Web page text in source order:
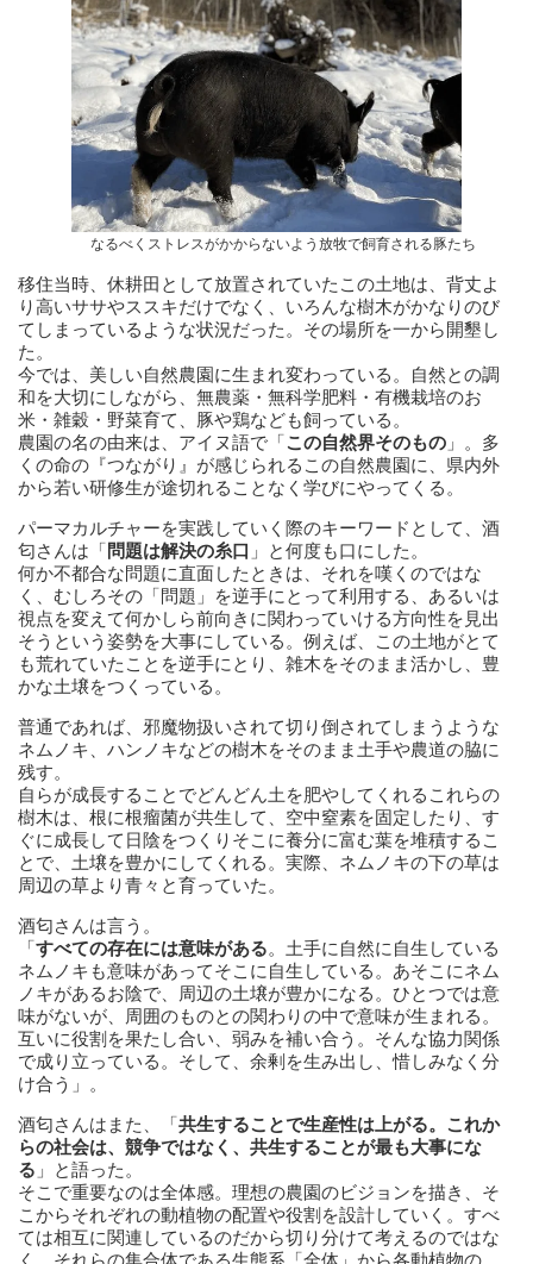
なるべくストレスがかからないよう放牧で飼育される豚たち
移住当時、休耕田として放置されていたこの土地は、背丈よ
り高いササやススキだけでなく、いろんな樹木がかなりのび
てしまっているような状況だった。その場所を一から開墾し
た。
今では、美しい自然農園に生まれ変わっている。自然との調
和を大切にしながら、無農薬・無科学肥料・有機栽培のお
米・雑穀・野菜育て、豚や鶏なども飼っている。
農園の名の由来は、アイヌ語で「この自然界そのもの 」。多
くの命の『つながり』が感じられるこの自然農園に、県内外
から若い研修生が途切れることなく学びにやってくる。
パーマカルチャーを実践していく際のキーワードとして、酒
匂さんは「問題は解決の糸口 」と何度も口にした。
何か不都合な問題に直面したときは、それを嘆くのではな
く、むしろその「問題」を逆手にとって利用する、あるいは
視点を変えて何かしら前向きに関わっていける方向性を見出
そうという姿勢を大事にしている。例えば、この土地がとて
も荒れていたことを逆手にとり、雑木をそのまま活かし、豊
かな土壌をつくっている。
普通であれば、邪魔物扱いされて切り倒されてしまうような
ネムノキ、ハンノキなどの樹木をそのまま土手や農道の脇に
残す。
自らが成長することでどんどん土を肥やしてくれるこれらの
樹木は、根に根瘤菌が共生して、空中窒素を固定したり、す
ぐに成長して日陰をつくりそこに養分に富む葉を堆積するこ
とで、土壌を豊かにしてくれる。実際、ネムノキの下の草は
周辺の草より青々と育っていた。
酒匂さんは言う。
「すべての存在には意味がある。土手に自然に自生している
ネムノキも意味があってそこに自生している。あそこにネム
ノキがあるお陰で、周辺の土壌が豊かになる。ひとつでは意
味がないが、周囲のものとの関わりの中で意味が生まれる。
互いに役割を果たし合い、弱みを補い合う。そんな協力関係
で成り立っている。そして、余剰を生み出し、惜しみなく分
け合う」。
酒匂さんはまた、「共生することで生産性は上がる。これか
らの社会は、競争ではなく、共生することが最も大事にな
る 」と語った。
そこで重要なのは全体感。理想の農園のビジョンを描き、そ
こからそれぞれの動植物の配置や役割を設計していく。すべ
ては相互に関連しているのだから切り分けて考えるのではな